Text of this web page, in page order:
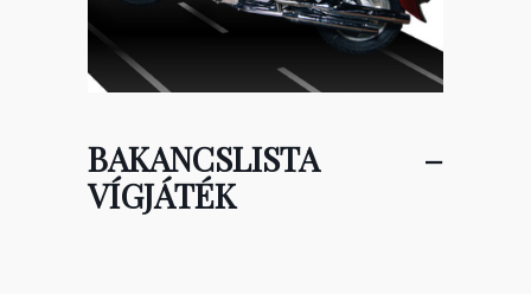
BAKANCSLISTA –
VÍGJÁTÉK